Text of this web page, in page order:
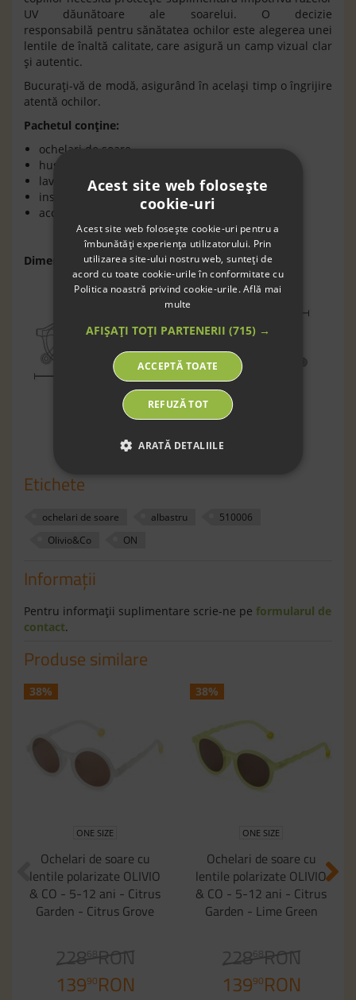
UV dăunătoare ale soarelui. O decizie
responsabilă pentru sănătatea ochilor este alegerea unei
lentile de înaltă calitate, care asigură un camp vizual clar
şi autentic.
Bucuraţi-vă de modă, asigurând în acelaşi timp o îngrijire
atentă ochilor.
Pachetul conţine:
ochelari de soare
husă
laveta din microfibră
instrucţiuni
accesorii DYI
Dimensiuni:
Etichete
ochelari de soare albastru
510006
Olivio&Co
ON
Informaţii
Pentru informaţii suplimentare scrie-ne pe formularul de
contact.
Produse similare
38%
ONE SIZE
Ochelari de soare cu
lentile polarizate OLIVIO
& CO - 5-12 ani - Citrus
Garden - Citrus Grove
228 68RON
13990RON
38%
ONE SIZE
Ochelari de soare cu
lentile polarizate OLIVIO
& CO - 5-12 ani - Citrus
Garden - Lime Green
228 68RON
13990RON
Acest site web folosește
cookie-uri
Acest site web folosește cookie-uri pentru a
îmbunătăți experiența utilizatorului. Prin
utilizarea site-ului nostru web, sunteți de
acord cu toate cookie-urile în conformitate cu
Politica noastră privind cookie-urile.Află mai
multe
AFIȘAȚI TOȚI PARTENERII (715) →
ACCEPTĂ TOATE
REFUZĂ TOT
ARATĂ DETALIILE